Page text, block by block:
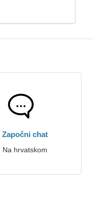
Započni chat
Na hrvatskom